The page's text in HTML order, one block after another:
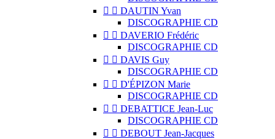
  DAUTIN Yvan
DISCOGRAPHIE CD
  DAVERIO Frédéric
DISCOGRAPHIE CD
  DAVIS Guy
DISCOGRAPHIE CD
  D'ÉPIZON Marie
DISCOGRAPHIE CD
  DEBATTICE Jean-Luc
DISCOGRAPHIE CD
  DEBOUT Jean-Jacques